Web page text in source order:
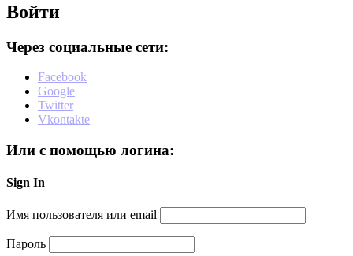
Войти
Через социальные сети:
Facebook
Google
Twitter
Vkontakte
Или с помощью логина:
Sign In
Имя пользователя или email
Пароль